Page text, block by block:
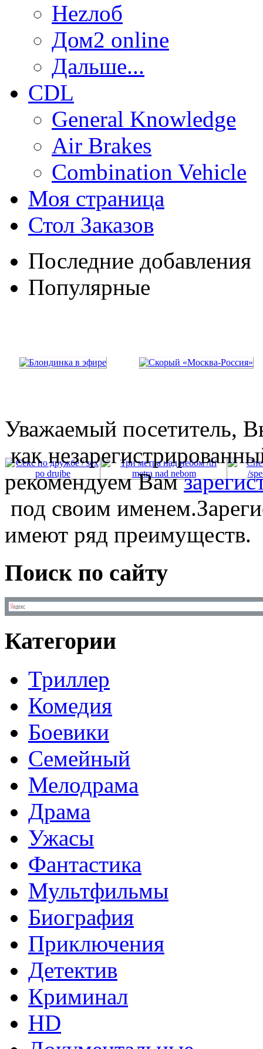
Неzлоб
Дом2 online
Дальше...
CDL
General Knowledge
Air Brakes
Combination Vehicle
Моя страница
Стол Заказов
Последние добавления
Популярные
Уважаемый посетитель,
как
рекомендуем Вам
под своим
имеют ряд преимуществ.
Поиск по сайту
Категории
Триллер
Комедия
Боевики
Семейный
Мелодрама
Драма
Ужасы
Фантастика
Мультфильмы
Биография
Приключения
Детектив
Криминал
HD